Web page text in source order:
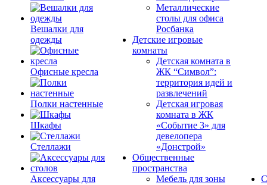
Вешалки для
одежды
Офисные кресла
Полки настенные
Шкафы
Стеллажи
Аксессуары для
Металлические
столы для офиса
Росбанка
Детские игровые
комнаты
Детская комната в
ЖК “Символ”:
территория идей и
развлечений
Детская игровая
комната в ЖК
«Событие 3» для
девелопера
«Донстрой»
Общественные
пространства
Мебель для зоны